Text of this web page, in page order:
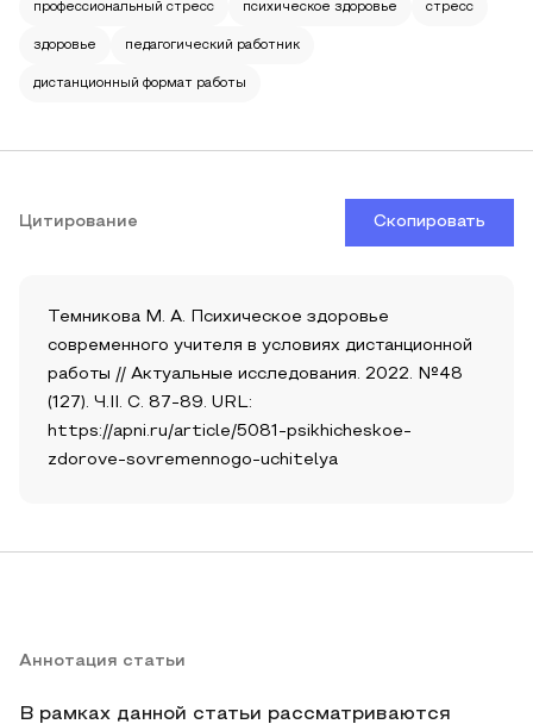
профессиональный стресс психическое здоровье стресс
здоровье педагогический работник
дистанционный формат работы
Цитирование Скопировать
Темникова М. А. Психическое здоровье
современного учителя в условиях дистанционной
работы // Актуальные исследования. 2022. №48
(127). Ч.II. С. 87-89. URL:
https://apni.ru/article/5081-psikhicheskoe-
zdorove-sovremennogo-uchitelya
Аннотация статьи
В рамках данной статьи рассматриваются